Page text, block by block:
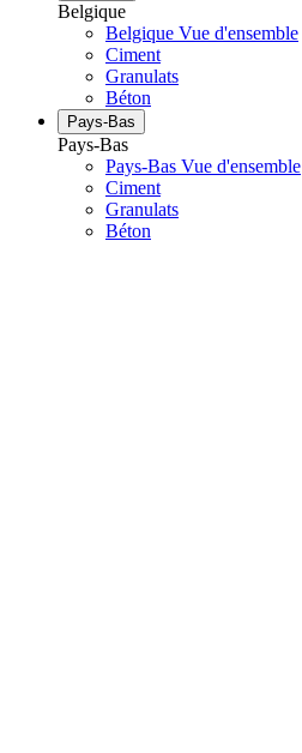
Belgique
Belgique Vue d'ensemble
Ciment
Granulats
Béton
Pays-Bas
Pays-Bas
Pays-Bas Vue d'ensemble
Ciment
Granulats
Béton